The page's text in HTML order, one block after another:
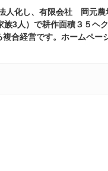
人化し、有限会社 岡元農
族3人）で耕作面積３５ヘ
合経営です。ホームペー